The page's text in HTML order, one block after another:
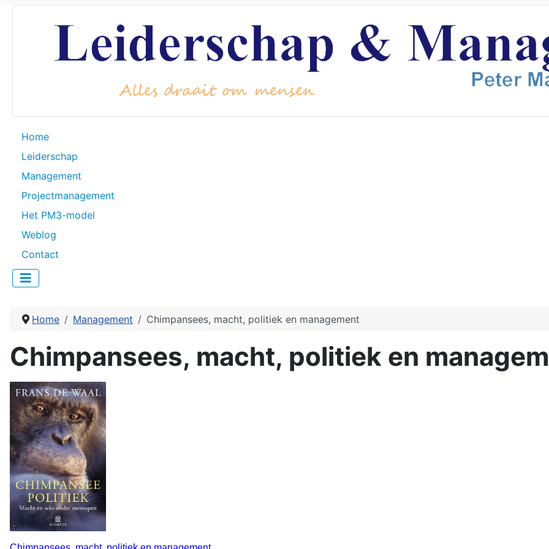
Home
Leiderschap
Management
Projectmanagement
Het PM3-model
Weblog
Contact
Home Management Chimpansees, macht, politiek en management
Chimpansees, macht, politiek en